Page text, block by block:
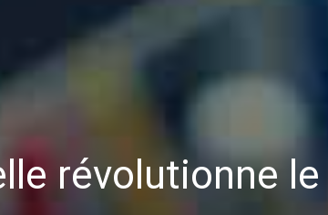
révolutionne